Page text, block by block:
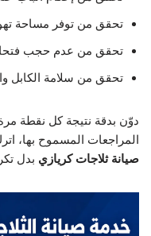
تحقق من توفر مساحة
تحقق من عدم حجب
تحقق من سلامة الكابل
دوّن بدقة نتيجة كل نقطة
المراجعات المسموح بها،
صيانة ثلاجات كريازي بدل